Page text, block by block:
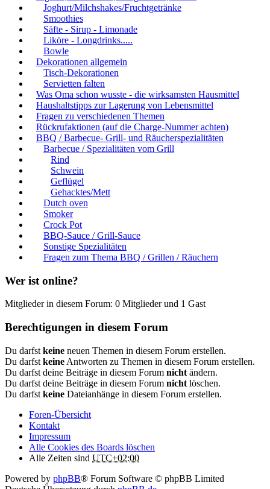
Joghurt/Milchshakes/Fruchtgetränke
Smoothies
Säfte - Sirup - Limonade
Liköre - Longdrinks.....
Bowle
Dekorationen allgemein
Tisch-Dekorationen
Servietten falten
Was Oma schon wusste - die wirksamsten Hausmittel
Haushaltstipps zur Lagerung von Lebensmittel
Fragen zu verschiedenen Themen
Rückrufaktionen (auf die Charge-Nummer achten)
BBQ / Barbecue- Grill- und Räucherspezialitäten
Barbecue / Spezialitäten vom Grill
Rind
Schwein
Geflügel
Gehacktes/Mett
Dutch oven
Smoker
Crock Pot
BBQ-Sauce / Grill-Sauce
Sonstige Spezialitäten
Fragen zum Thema BBQ / Grillen / Räuchern
Wer ist online?
Mitglieder in diesem Forum: 0 Mitglieder und 1 Gast
Berechtigungen in diesem Forum
Du darfst keine neuen Themen in diesem Forum erstellen.
Du darfst keine Antworten zu Themen in diesem Forum erstellen.
Du darfst deine Beiträge in diesem Forum nicht ändern.
Du darfst deine Beiträge in diesem Forum nicht löschen.
Du darfst keine Dateianhänge in diesem Forum erstellen.
Foren-Übersicht
Kontakt
Impressum
Alle Cookies des Boards löschen
Alle Zeiten sind UTC+02:00
Powered by phpBB® Forum Software © phpBB Limited